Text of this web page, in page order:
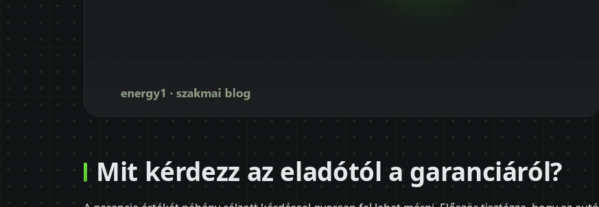
Mit kérdezz az eladótól a garanciáról?